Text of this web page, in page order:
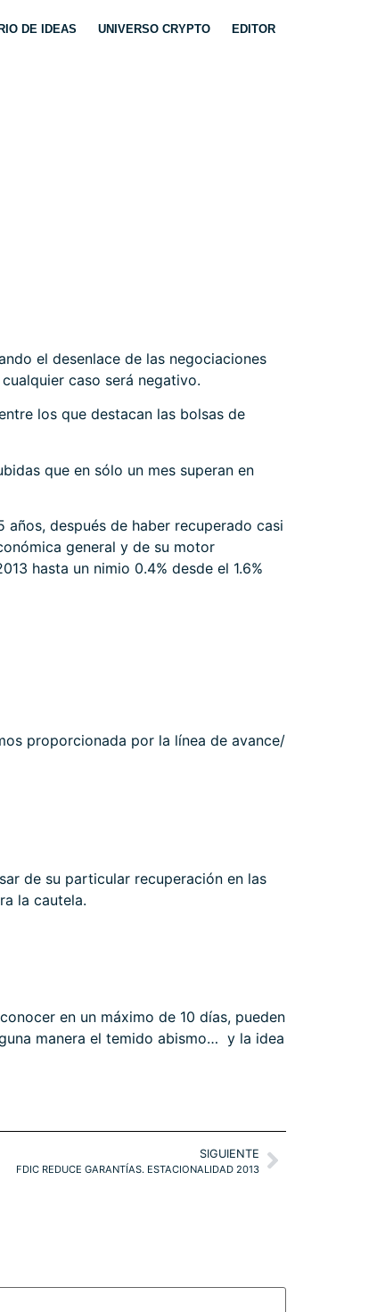
DE IDEAS UNIVERSO CRYPTO EDITOR
el desenlace de las negociaciones
caso será negativo.
los que destacan las bolsas de
que en sólo un mes superan en
después de haber recuperado casi
general y de su motor
hasta un nimio 0.4% desde el 1.6%
proporcionada por la línea de avance/
de su particular recuperación en las
la cautela.
en un máximo de 10 días, pueden
manera el temido abismo… y la idea
SIGUIENTE
FDIC REDUCE GARANTÍAS. ESTACIONALIDAD 2013